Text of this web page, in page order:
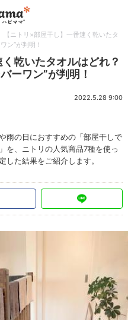
【ニトリ×部屋干し】一番速く乾いたタ
ン”が判明！
乾いたタオルはどれ？
ーワン”が判明！
2022.5.28 9:00
雨の日におすすめの「部屋干しで
を、ニトリの人気商品7種を使っ
した結果をご紹介します。